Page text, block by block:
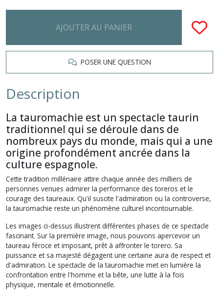
AJOUTER AU PANIER
POSER UNE QUESTION
Description
La tauromachie est un spectacle taurin
traditionnel qui se déroule dans de
nombreux pays du monde, mais qui a une
origine profondément ancrée dans la
culture espagnole.
Cette tradition millénaire attire chaque année des milliers de
personnes venues admirer la performance des toreros et le
courage des taureaux. Qu'il suscite l'admiration ou la controverse,
la tauromachie reste un phénomène culturel incontournable.
Les images ci-dessus illustrent différentes phases de ce spectacle
fascinant. Sur la première image, nous pouvons apercevoir un
taureau féroce et imposant, prêt à affronter le torero. Sa
puissance et sa majesté dégagent une certaine aura de respect et
d'admiration. Le spectacle de la tauromachie met en lumière la
confrontation entre l'homme et la bête, une lutte à la fois
physique, mentale et émotionnelle.